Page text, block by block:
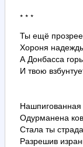
* * *
Ты ещё
Хороня
А Донбасса
И твою
Одурманена
Стала ты
Разрешив